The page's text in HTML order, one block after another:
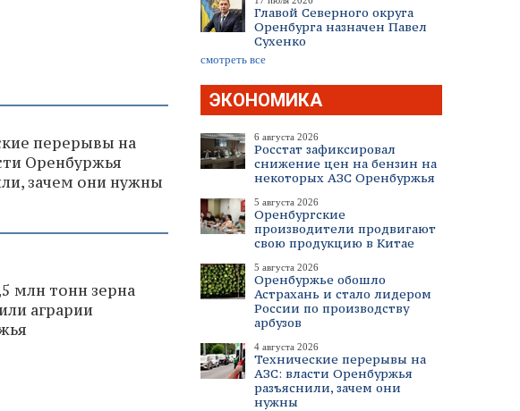
Главой Северного округа
Оренбурга назначен Павел
Сухенко
смотреть все
ЭКОНОМИКА
6 августа 2026
Росстат зафиксировал
снижение цен на бензин на
некоторых АЗС Оренбуржья
5 августа 2026
Оренбургские
производители продвигают
свою продукцию в Китае
5 августа 2026
Оренбуржье обошло
Астрахань и стало лидером
России по производству
арбузов
4 августа 2026
Технические перерывы на
АЗС: власти Оренбуржья
разъяснили, зачем они
нужны
перерывы на
Оренбуржья
зачем они нужны
млн тонн зерна
аграрии